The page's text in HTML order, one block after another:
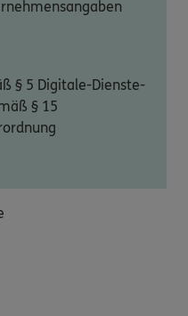
§ 5 Digitale-Dienste-
§ 15